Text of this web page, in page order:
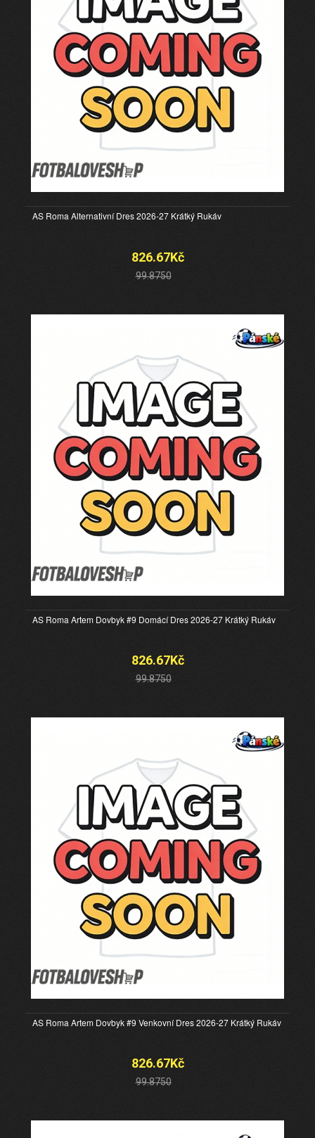
AS Roma Alternativní Dres 2026-27 Krátký Rukáv
826.67Kč
99.8750
AS Roma Artem Dovbyk #9 Domácí Dres 2026-27 Krátký Rukáv
826.67Kč
99.8750
AS Roma Artem Dovbyk #9 Venkovní Dres 2026-27 Krátký Rukáv
826.67Kč
99.8750